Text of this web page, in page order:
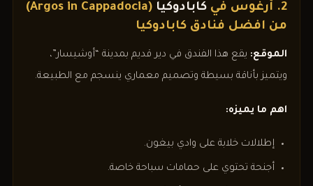
2. أرغوس في كابادوكيا
(Argos in Cappadocia)
من افضل فنادق كابادوكيا
الموقع: يقع هذا الفندق في دير قديم بمدينة “أوشيسار”،
ويتميز بأناقة بسيطة وتصميم معماري ينسجم مع الطبيعة.
اهم ما يميزه:
إطلالات خلابة على وادي بيغون.
أجنحة تحتوي على حمامات سباحة خاصة.